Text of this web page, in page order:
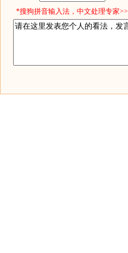
*搜狗拼音输入法，中文处理专家>>